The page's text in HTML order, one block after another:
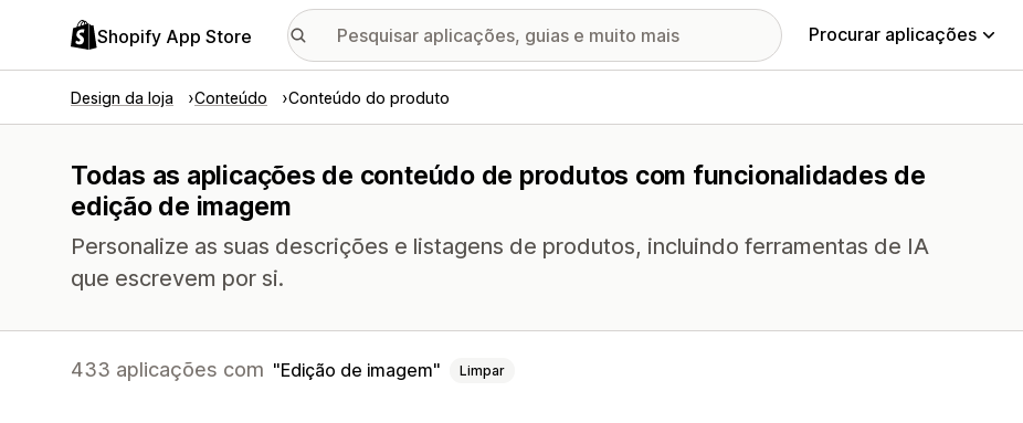
Shopify App Store Procurar aplicações
Design da loja Conteúdo Conteúdo do produto
Todas as aplicações de conteúdo de produtos com funcionalidades de
edição de imagem
Personalize as suas descrições e listagens de produtos, incluindo ferramentas de IA
que escrevem por si.
433 aplicações com Edição de imagem Limpar